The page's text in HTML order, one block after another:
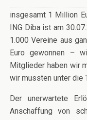
insgesamt 1 Million
ING Diba ist am
1.000 Vereine aus
Euro gewonnen –
Mitglieder haben wir
wir mussten unter die
Der unerwartete
Anschaffung von